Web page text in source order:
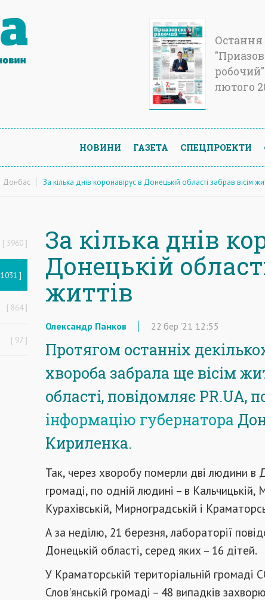
Остання
робочий"
лютого
НОВИНИ ГАЗЕТА СПЕЦПРОЕКТИ
Донбас За кілька днів коронавірус в Донецькій області забрав вісім
5960
1031
864
97
За кілька днів
Донецькій
життів
Олександр Панков 22 бер '21 12:55
Протягом останніх
хвороба забрала ще вісім
області, повідомляє PR.UA,
інформацію губернатора
Кириленка.
Так, через хворобу померли дві людини в
громаді, по одній людині – в Кальчицькій,
Курахівській, Мирноградській і
А за неділю, 21 березня, лабораторії
Донецькій області, серед яких – 16 дітей.
У Краматорській територіальній громаді
Слов'янській громаді – 48 випадків